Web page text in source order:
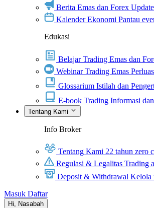
Berita Emas dan Forex
Kalender Ekonomi Pantau
Edukasi
Belajar Trading Emas dan
Webinar Trading Emas
Glossarium Istilah dan
E-book Trading Informasi
Tentang Kami
Info Broker
Tentang Kami 22 tahun zero
Regulasi & Legalitas Trading
Deposit & Withdrawal Kelola
Masuk Daftar
Hi, Nasabah